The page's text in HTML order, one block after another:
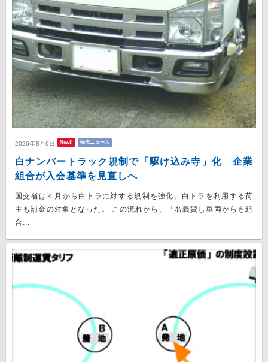
2026年8月6日 New!! 物流ニュース
白ナンバートラック規制で「駆け込み寺」化 企業
組合が入会基準を見直しへ
国交省は４月から白トラに対する規制を強化。白トラを利用する荷
主も罰金の対象となった。 この流れから、「名義貸し車両からも組
合...